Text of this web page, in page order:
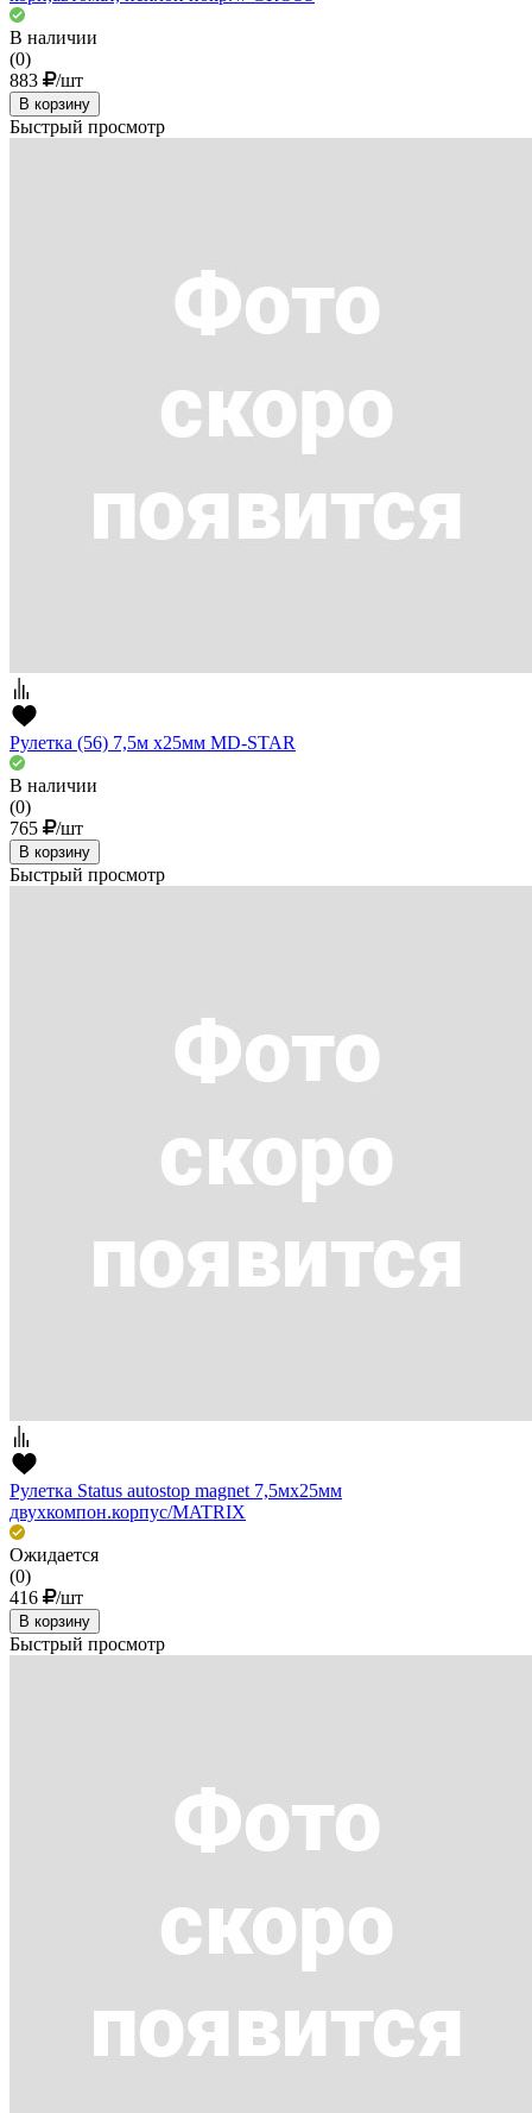
В наличии
(0)
883
/шт
В корзину
Быстрый просмотр
Рулетка (56) 7,5м х25мм MD-STAR
В наличии
(0)
765
/шт
В корзину
Быстрый просмотр
Рулетка Status autostop magnet 7,5мх25мм
двухкомпон.корпус/MATRIX
Ожидается
(0)
416
/шт
В корзину
Быстрый просмотр